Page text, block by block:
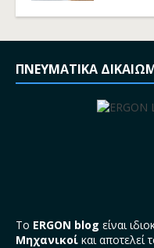
ΠΝΕΥΜΑΤΙΚΑ
Το ERGON blog είναι
Μηχανικοί και αποτελεί